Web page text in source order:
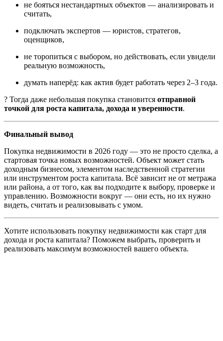
не бояться нестандартных объектов — анализировать и
считать,
подключать экспертов — юристов, стратегов,
оценщиков,
не торопиться с выбором, но действовать, если увидели
реальную возможность,
думать наперёд: как актив будет работать через 2–3 года.
? Тогда даже небольшая покупка становится отправной
точкой для роста капитала, дохода и уверенности.
Финальный вывод
Покупка недвижимости в 2026 году — это не просто сделка, а
стартовая точка новых возможностей. Объект может стать
доходным бизнесом, элементом наследственной стратегии
или инструментом роста капитала. Всё зависит не от метража
или района, а от того, как вы подходите к выбору, проверке и
управлению. Возможности вокруг — они есть, но их нужно
видеть, считать и реализовывать с умом.
Хотите использовать покупку недвижимости как старт для
дохода и роста капитала? Поможем выбрать, проверить и
реализовать максимум возможностей вашего объекта.